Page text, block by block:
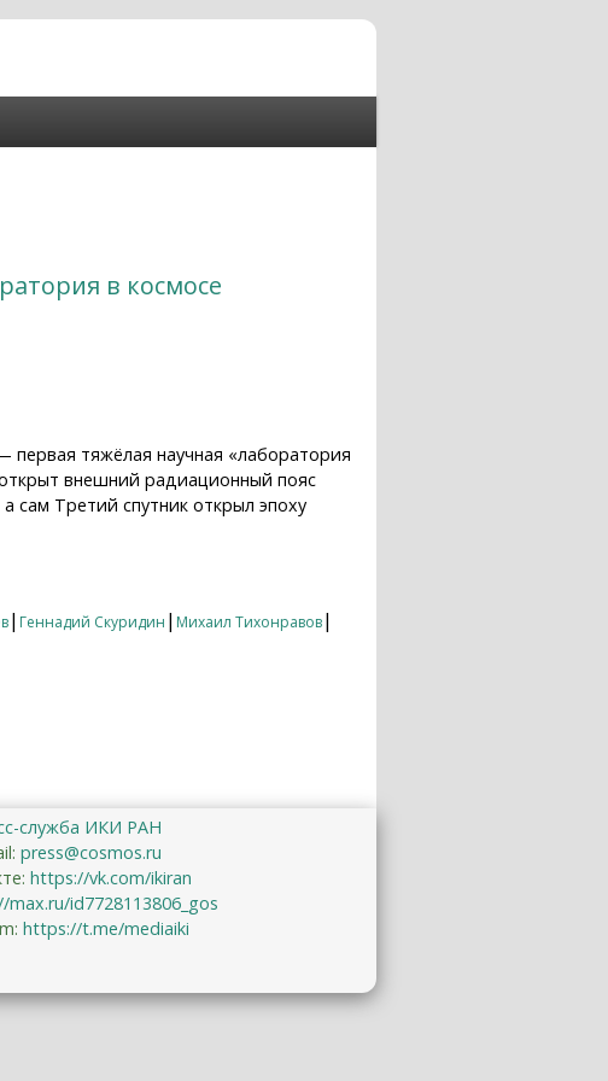
в космосе
первая тяжёлая научная «лаборатория
внешний радиационный пояс
сам Третий спутник открыл эпоху
| Геннадий Скуридин | Михаил Тихонравов|
служба ИКИ РАН
press@cosmos.ru
https://vk.com/ikiran
id7728113806_gos
https://t.me/mediaiki